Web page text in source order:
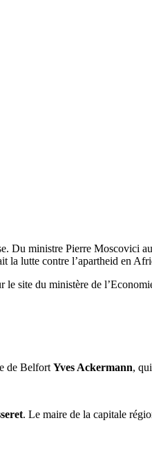
Du ministre Pierre Moscovici
la lutte contre l’apartheid en
le site du ministère de
de Belfort Yves Ackermann,
. Le maire de la capitale